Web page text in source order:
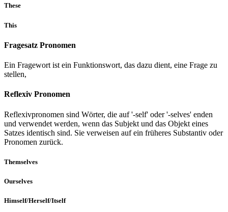
These
This
Fragesatz Pronomen
Ein Fragewort ist ein Funktionswort, das dazu dient, eine Frage zu
stellen,
Reflexiv Pronomen
Reflexivpronomen sind Wörter, die auf '-self' oder '-selves' enden
und verwendet werden, wenn das Subjekt und das Objekt eines
Satzes identisch sind. Sie verweisen auf ein früheres Substantiv oder
Pronomen zurück.
Themselves
Ourselves
Himself/Herself/Itself